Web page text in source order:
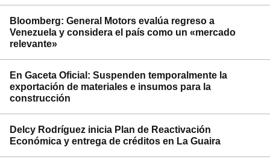
Bloomberg: General Motors evalúa regreso a
Venezuela y considera el país como un «mercado
relevante»
En Gaceta Oficial: Suspenden temporalmente la
exportación de materiales e insumos para la
construcción
Delcy Rodríguez inicia Plan de Reactivación
Económica y entrega de créditos en La Guaira